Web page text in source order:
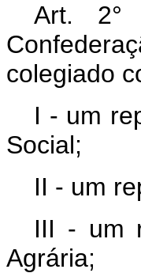
Art. 2°
colegiado
I - um
Social;
II - um
III - um
Agrária;